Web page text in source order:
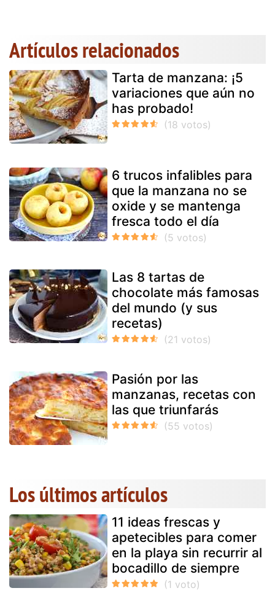
Artículos relacionados
Tarta de manzana: ¡5
variaciones que aún no
has probado!
6 trucos infalibles para
que la manzana no se
oxide y se mantenga
fresca todo el día
Las 8 tartas de
chocolate más famosas
del mundo (y sus
recetas)
Pasión por las
manzanas, recetas con
las que triunfarás
Los últimos artículos
11 ideas frescas y
apetecibles para comer
en la playa sin recurrir al
bocadillo de siempre